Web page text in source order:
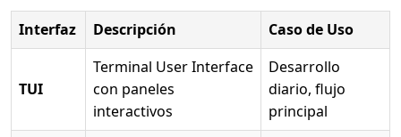
Interfaz Descripción Caso de Uso
TUI
Terminal User Interface
con paneles
interactivos
Desarrollo
diario, flujo
principal